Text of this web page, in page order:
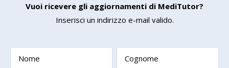
Vuoi ricevere gli aggiornamenti di MediTutor?
Inserisci un indirizzo e-mail valido.
Nome Cognome